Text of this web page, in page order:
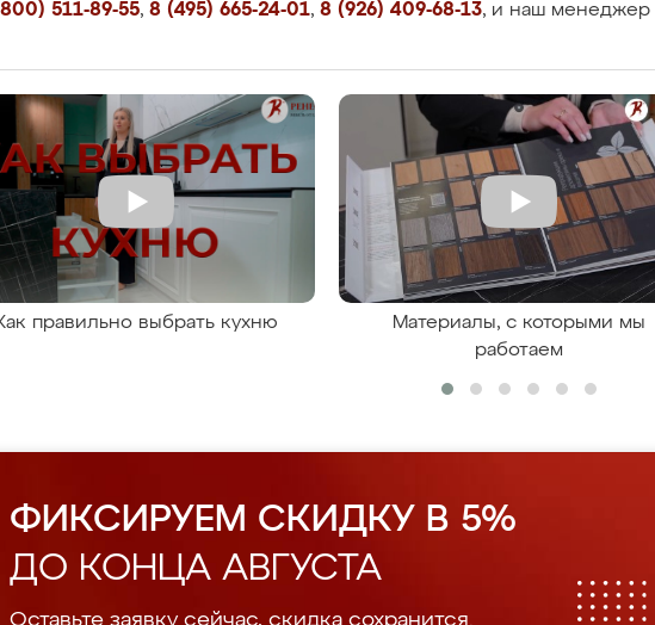
511-89-55, 8 (495) 665-24-01, 8 (926) 409-68-13, и наш менеджер
правильно выбрать кухню
Материалы, с которыми мы
работаем
ФИКСИРУЕМ СКИДКУ В 5%
ДО КОНЦА АВГУСТА
Оставьте заявку сейчас, скидка сохранится.